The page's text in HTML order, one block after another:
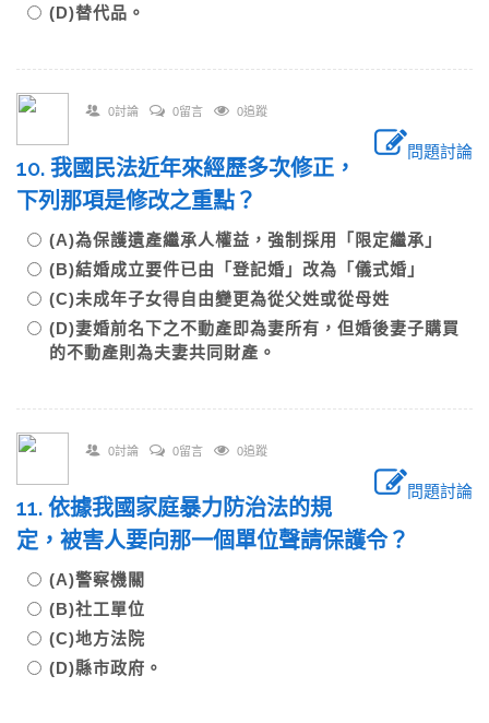
(D)替代品。
0討論 0留言 0追蹤
問題討論
10. 我國民法近年來經歷多次修正，
下列那項是修改之重點？
(A)為保護遺產繼承人權益，強制採用「限定繼承」
(B)結婚成立要件已由「登記婚」改為「儀式婚」
(C)未成年子女得自由變更為從父姓或從母姓
(D)妻婚前名下之不動產即為妻所有，但婚後妻子購買
的不動產則為夫妻共同財產。
0討論 0留言 0追蹤
問題討論
11. 依據我國家庭暴力防治法的規
定，被害人要向那一個單位聲請保護令？
(A)警察機關
(B)社工單位
(C)地方法院
(D)縣市政府。